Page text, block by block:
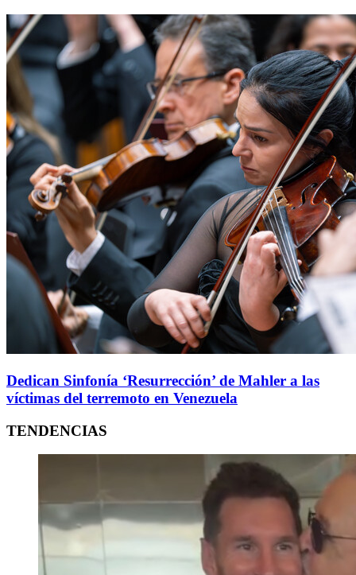
Dedican Sinfonía ‘Resurrección’ de Mahler a las
víctimas del terremoto en Venezuela
TENDENCIAS